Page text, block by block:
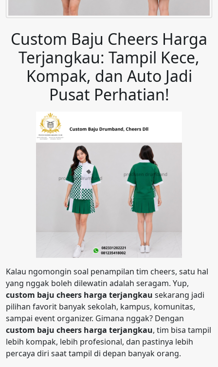
Custom Baju Cheers Harga
Terjangkau: Tampil Kece,
Kompak, dan Auto Jadi
Pusat Perhatian!
Kalau ngomongin soal penampilan tim cheers, satu hal
yang nggak boleh dilewatin adalah seragam. Yup,
custom baju cheers harga terjangkau sekarang jadi
pilihan favorit banyak sekolah, kampus, komunitas,
sampai event organizer. Gimana nggak? Dengan
custom baju cheers harga terjangkau, tim bisa tampil
lebih kompak, lebih profesional, dan pastinya lebih
percaya diri saat tampil di depan banyak orang.